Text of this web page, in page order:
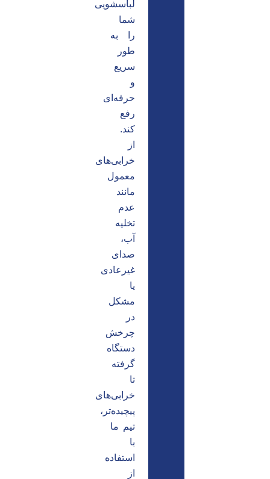
لباسشویی
شما
را به
طور
سریع
و
حرفه‌ای
رفع
کند.
از
خرابی‌های
معمول
مانند
عدم
تخلیه
آب،
صدای
غیرعادی
یا
مشکل
در
چرخش
دستگاه
گرفته
تا
خرابی‌های
پیچیده‌تر،
تیم ما
با
استفاده
از